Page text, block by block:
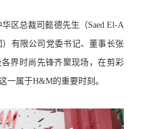
区总裁司懿德先生（Saed El-A
有限公司党委书记、董事长张
界时尚先锋齐聚现场，在剪彩
一属于H&M的重要时刻。